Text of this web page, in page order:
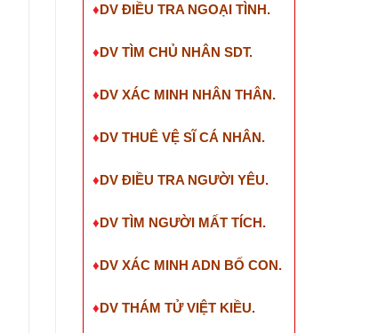
♦DV ĐIỀU TRA NGOẠI TÌNH.
♦DV TÌM CHỦ NHÂN SDT.
♦DV XÁC MINH NHÂN THÂN.
♦DV THUÊ VỆ SĨ CÁ NHÂN.
♦DV ĐIỀU TRA NGƯỜI YÊU.
♦DV TÌM NGƯỜI MẤT TÍCH.
♦DV XÁC MINH ADN BỐ CON.
♦DV THÁM TỬ VIỆT KIỀU.